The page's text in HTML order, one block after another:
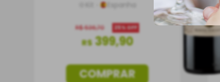
Espanha
R$536,70 25% OFF
R$ 399,90
COMPRAR